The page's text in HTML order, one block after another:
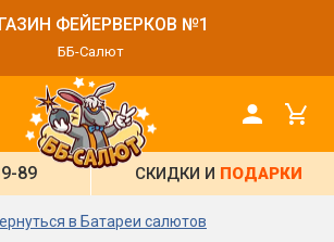
ФЕЙЕРВЕРКОВ №1
ББ-Салют
89 СКИДКИ И ПОДАРКИ
в Батареи салютов